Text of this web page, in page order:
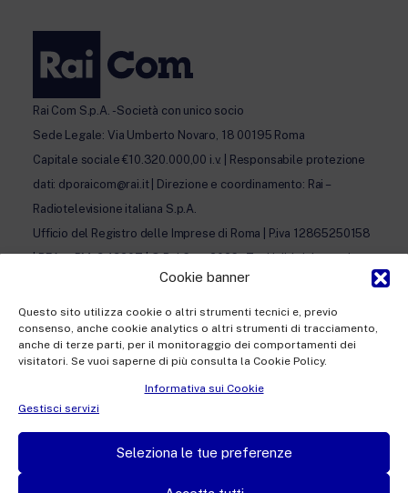
Cookie banner
Questo sito utilizza cookie o altri strumenti tecnici e, previo
consenso, anche cookie analytics o altri strumenti di tracciamento,
anche di terze parti, per il monitoraggio dei comportamenti dei
visitatori. Se vuoi saperne di più consulta la Cookie Policy.
Informativa sui Cookie
Gestisci servizi
Seleziona le tue preferenze
Rai Com S.p.A. - Società con unico socio
Sede Legale: Via Umberto Novaro, 18 00195 Roma
Capitale sociale €10.320.000,00 i.v. | Responsabile protezione
dati: dporaicom@rai.it | Direzione e coordinamento: Rai –
Radiotelevisione italiana S.p.A.
Ufficio del Registro delle Imprese di Roma | P.iva 12865250158
| REA n. RM- 949207 | © Rai Com 2026 - Tutti i diritti riservati
Facebook Twitter Instagram Linkedin
Privacy Policy